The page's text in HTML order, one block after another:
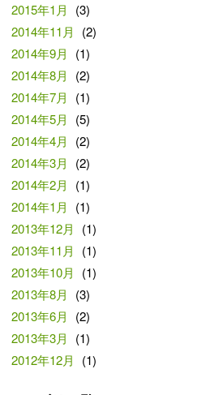
2015年1月
(3)
2014年11月
(2)
2014年9月
(1)
2014年8月
(2)
2014年7月
(1)
2014年5月
(5)
2014年4月
(2)
2014年3月
(2)
2014年2月
(1)
2014年1月
(1)
2013年12月
(1)
2013年11月
(1)
2013年10月
(1)
2013年8月
(3)
2013年6月
(2)
2013年3月
(1)
2012年12月
(1)